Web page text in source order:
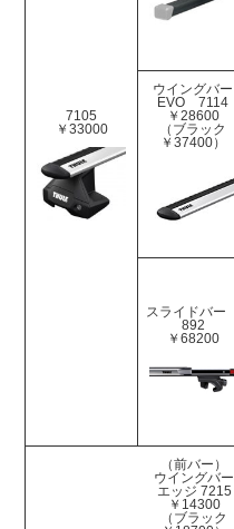
7105
￥33000
ウイングバー
EVO 7114
￥28600
（ブラック
￥37400）
スライドバー
892
￥68200
（前バー）
ウイングバー
エッジ 7215
￥14300
（ブラック